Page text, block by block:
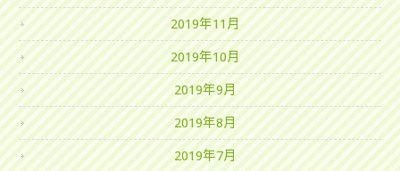
2019年11月
2019年10月
2019年9月
2019年8月
2019年7月